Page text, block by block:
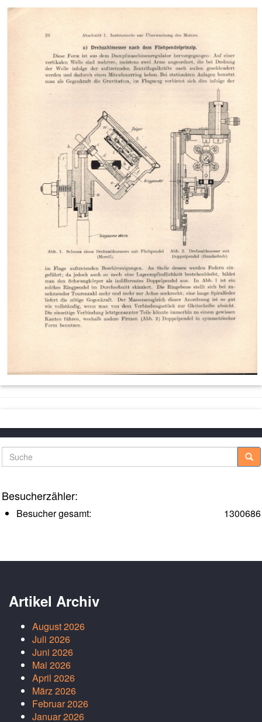
Suche
Besucherzähler:
1300686
Besucher gesamt:
Artikel Archiv
August 2026
Juli 2026
Juni 2026
Mai 2026
April 2026
März 2026
Februar 2026
Januar 2026